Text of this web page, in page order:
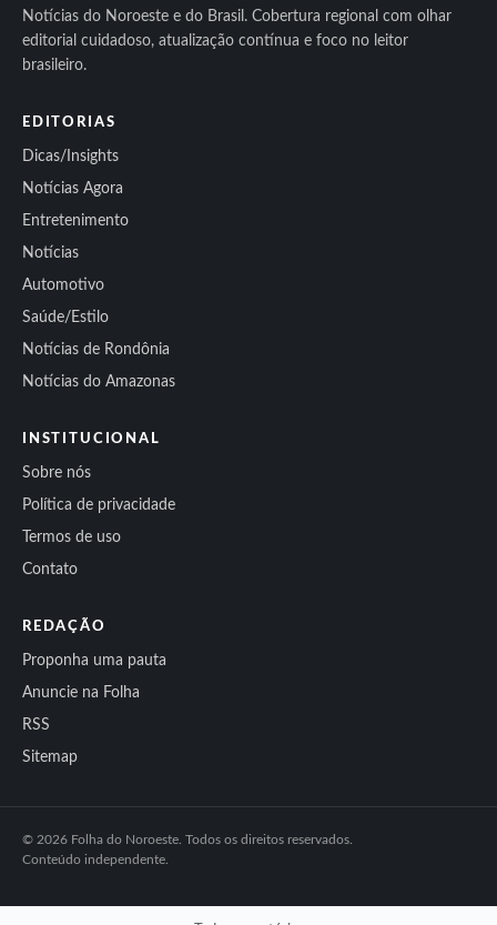
Notícias do Noroeste e do Brasil. Cobertura regional com olhar
editorial cuidadoso, atualização contínua e foco no leitor
brasileiro.
EDITORIAS
Dicas/Insights
Notícias Agora
Entretenimento
Notícias
Automotivo
Saúde/Estilo
Notícias de Rondônia
Notícias do Amazonas
INSTITUCIONAL
Sobre nós
Política de privacidade
Termos de uso
Contato
REDAÇÃO
Proponha uma pauta
Anuncie na Folha
RSS
Sitemap
© 2026 Folha do Noroeste. Todos os direitos reservados.
Conteúdo independente.